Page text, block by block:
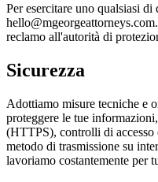
Per esercitare uno qualsiasi
reclamo all'autorità di
Sicurezza
Adottiamo misure tecniche e
proteggere le tue
(HTTPS), controlli di accesso
metodo di trasmissione su
lavoriamo costantemente per